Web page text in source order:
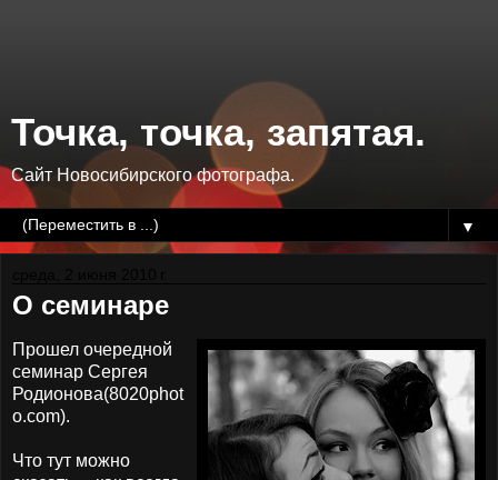
Точка, точка, запятая.
Сайт Новосибирского фотографа.
▼
О семинаре
Прошел очередной
семинар Сергея
Родионова(8020phot
o.com).
Что тут можно